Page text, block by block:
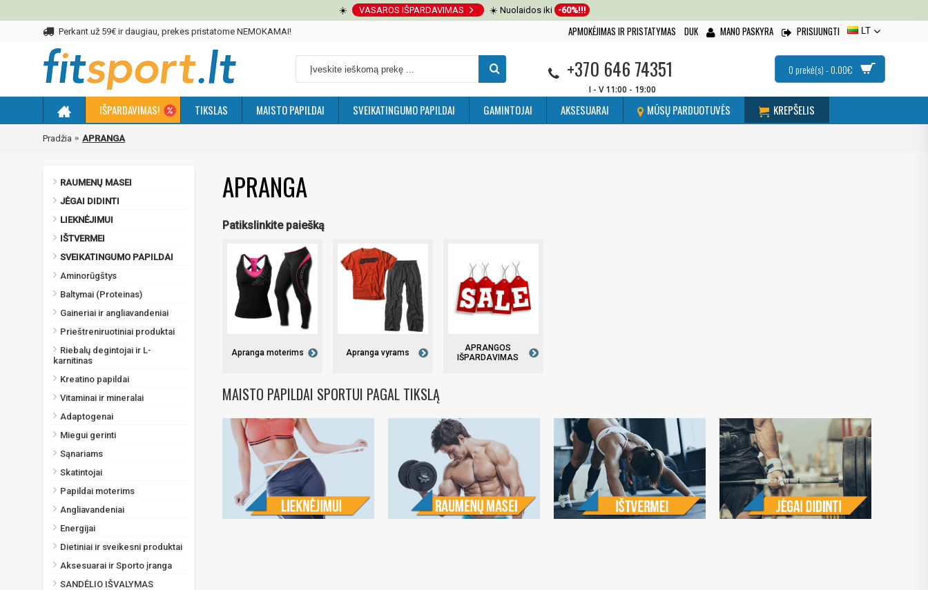
☀️ VASAROS IŠPARDAVIMAS ☀️ Nuolaidos iki -60%!!!
Perkant už 59€ ir daugiau, prekes pristatome NEMOKAMAI! APMOKĖJIMAS IR PRISTATYMAS DUK MANO PASKYRA PRISIJUNGTI LT
+370 646 74351
I - V 11:00 - 19:00
0 prekė(s) - 0.00€
IŠPARDAVIMAS! TIKSLAS MAISTO PAPILDAI SVEIKATINGUMO PAPILDAI GAMINTOJAI AKSESUARAI MŪSŲ PARDUOTUVĖS KREPŠELIS
Pradžia APRANGA
RAUMENŲ MASEI
JĖGAI DIDINTI
LIEKNĖJIMUI
IŠTVERMEI
SVEIKATINGUMO PAPILDAI
Aminorūgštys
Baltymai (Proteinas)
Gaineriai ir angliavandeniai
Prieštreniruotiniai produktai
Riebalų degintojai ir L-
karnitinas
Kreatino papildai
Vitaminai ir mineralai
Adaptogenai
Miegui gerinti
Sąnariams
Skatintojai
Papildai moterims
Angliavandeniai
Energijai
Dietiniai ir sveikesni produktai
Aksesuarai ir Sporto įranga
SANDĖLIO IŠVALYMAS
APRANGA
Patikslinkite paiešką
Apranga moterims Apranga vyrams
APRANGOS
IŠPARDAVIMAS
MAISTO PAPILDAI SPORTUI PAGAL TIKSLĄ